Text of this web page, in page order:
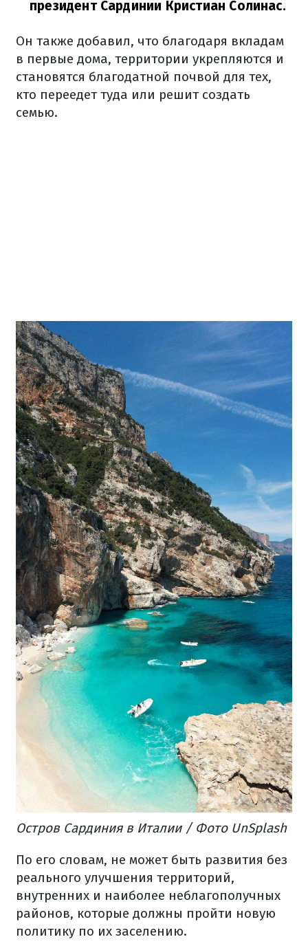
президент Сардинии Кристиан Солинас.
Он также добавил, что благодаря вкладам
в первые дома, территории укрепляются и
становятся благодатной почвой для тех,
кто переедет туда или решит создать
семью.
Остров Сардиния в Италии / Фото UnSplash
По его словам, не может быть развития без
реального улучшения территорий,
внутренних и наиболее неблагополучных
районов, которые должны пройти новую
политику по их заселению.